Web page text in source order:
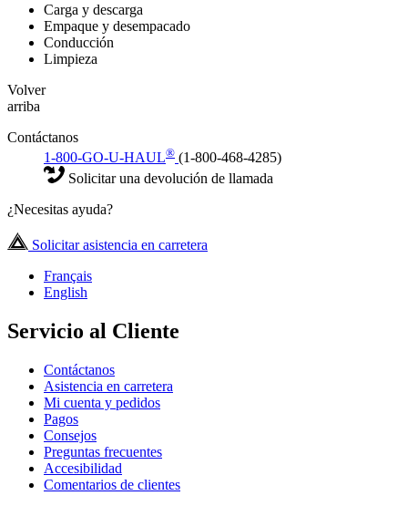
Carga y descarga
Empaque y desempacado
Conducción
Limpieza
Volver
arriba
Contáctanos
1-800-GO-U-HAUL® (1-800-468-4285)
Solicitar una devolución de llamada
¿Necesitas ayuda?
Solicitar asistencia en carretera
Français
English
Servicio al Cliente
Contáctanos
Asistencia en carretera
Mi cuenta y pedidos
Pagos
Consejos
Preguntas frecuentes
Accesibilidad
Comentarios de clientes